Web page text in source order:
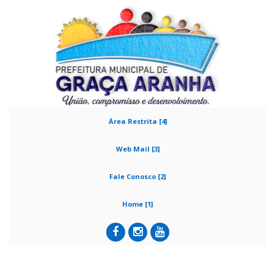
Área Restrita [4]
Web Mail [3]
Fale Conosco [2]
Home [1]